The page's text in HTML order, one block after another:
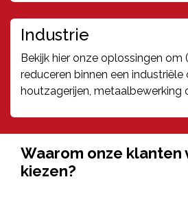
Industrie
Bekijk hier onze oplossingen om
reduceren binnen een
houtzagerijen, metaalbewerking
Waarom onze klanten
kiezen?